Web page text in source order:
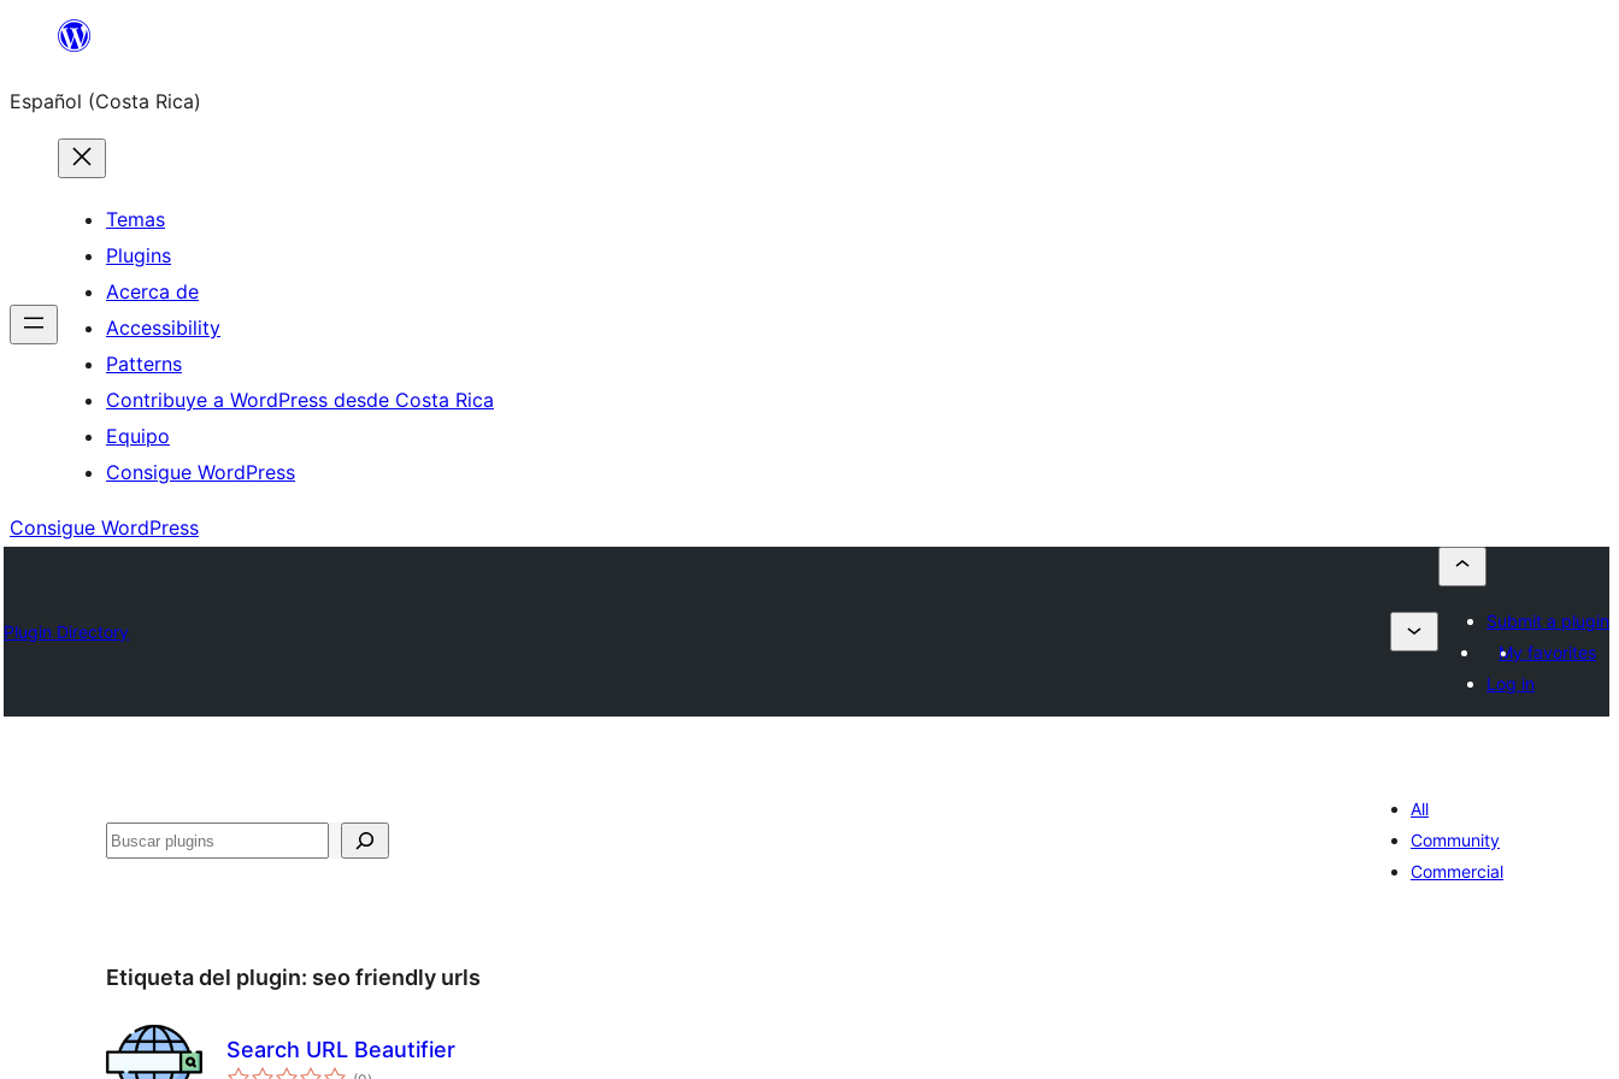
Saltar
contenido
Español (Costa Rica)
Temas
Plugins
Acerca de
Accessibility
Patterns
Contribuye a WordPress desde Costa Rica
Equipo
Consigue WordPress
Consigue WordPress
Plugin Directory
Submit a plugin
My favorites
Log in
Buscar
All
Community
Commercial
Etiqueta del plugin: seo friendly urls
Search URL Beautifier
total